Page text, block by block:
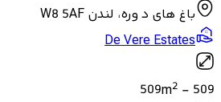
باغ های د وره، لندن W8 5AF
De Vere Estates
509
-
509m2